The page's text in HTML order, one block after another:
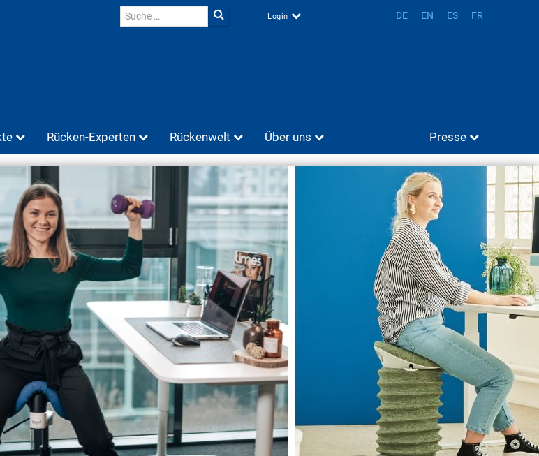
Login DE EN ES FR
Rücken-Experten Rückenwelt Über uns Presse